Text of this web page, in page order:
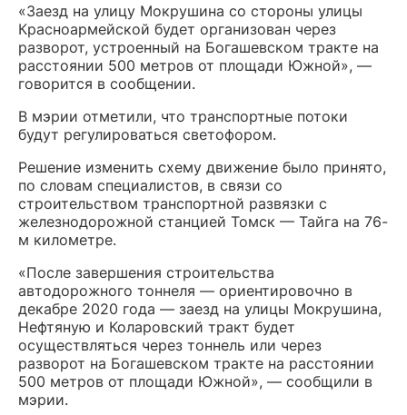
«Заезд на улицу Мокрушина со стороны улицы
Красноармейской будет организован через
разворот, устроенный на Богашевском тракте на
расстоянии 500 метров от площади Южной», —
говорится в сообщении.
В мэрии отметили, что транспортные потоки
будут регулироваться светофором.
Решение изменить схему движение было принято,
по словам специалистов, в связи со
строительством транспортной развязки с
железнодорожной станцией Томск — Тайга на 76-
м километре.
«После завершения строительства
автодорожного тоннеля — ориентировочно в
декабре 2020 года — заезд на улицы Мокрушина,
Нефтяную и Коларовский тракт будет
осуществляться через тоннель или через
разворот на Богашевском тракте на расстоянии
500 метров от площади Южной», — сообщили в
мэрии.